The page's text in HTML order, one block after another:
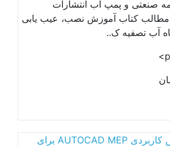
صنعتی و پمپ آب انتشارات
کتاب آموزش نصب، عیب یابی
آب تصفیه ک..